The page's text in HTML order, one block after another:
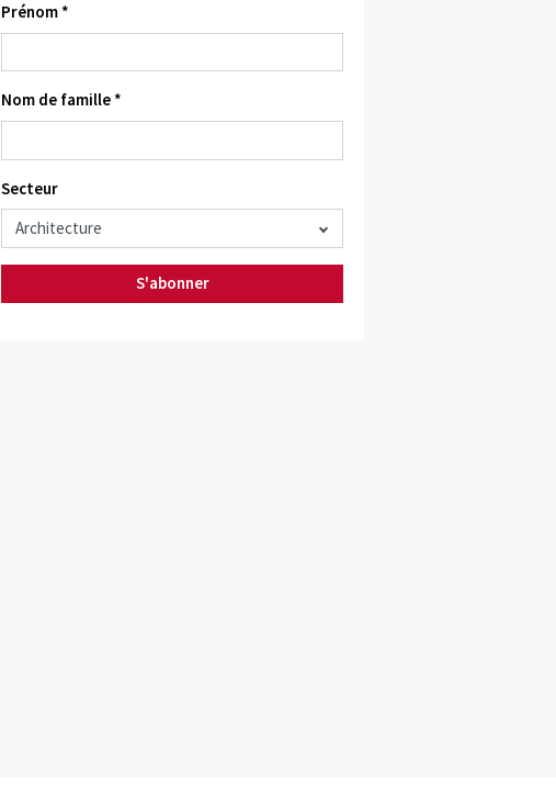
Prénom *
Nom de famille *
Secteur
S'abonner